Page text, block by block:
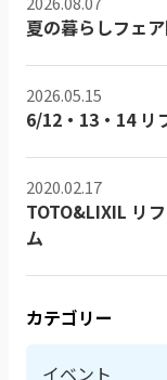
夏の暮らしフェ
2026.05.15
6/12・13・14 リ
2020.02.17
TOTO&LIXIL リ
ム
カテゴリー
イベント